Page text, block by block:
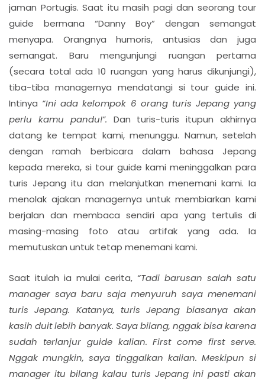
jaman Portugis. Saat itu masih pagi dan seorang tour
guide bermana “Danny Boy” dengan semangat
menyapa. Orangnya humoris, antusias dan juga
semangat. Baru mengunjungi ruangan pertama
(secara total ada 10 ruangan yang harus dikunjungi),
tiba-tiba managernya mendatangi si tour guide ini.
Intinya “Ini ada kelompok 6 orang turis Jepang yang
perlu kamu pandu!”. Dan turis-turis itupun akhirnya
datang ke tempat kami, menunggu. Namun, setelah
dengan ramah berbicara dalam bahasa Jepang
kepada mereka, si tour guide kami meninggalkan para
turis Jepang itu dan melanjutkan menemani kami. Ia
menolak ajakan managernya untuk membiarkan kami
berjalan dan membaca sendiri apa yang tertulis di
masing-masing foto atau artifak yang ada. Ia
memutuskan untuk tetap menemani kami.
Saat itulah ia mulai cerita, “Tadi barusan salah satu
manager saya baru saja menyuruh saya menemani
turis Jepang. Katanya, turis Jepang biasanya akan
kasih duit lebih banyak. Saya bilang, nggak bisa karena
sudah terlanjur guide kalian. First come first serve.
Nggak mungkin, saya tinggalkan kalian. Meskipun si
manager itu bilang kalau turis Jepang ini pasti akan